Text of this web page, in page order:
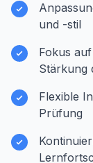
und -stil
Fokus
Stärkung
Flexible
Prüfung